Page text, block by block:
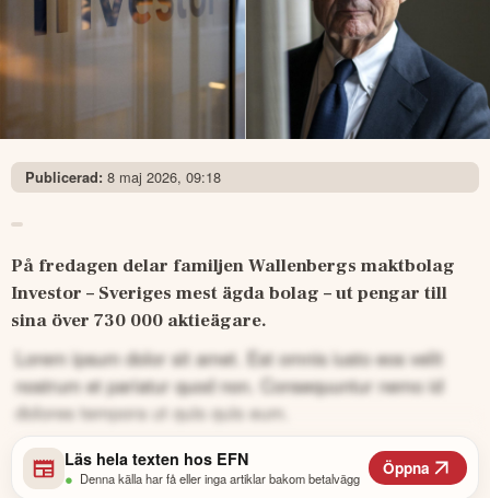
Publicerad: 8 maj 2026, 09:18
På fredagen delar familjen Wallenbergs maktbolag
Investor – Sveriges mest ägda bolag – ut pengar till
sina över 730 000 aktieägare.
Lorem ipsum dolor sit amet. Est omnis iusto eos velit
nostrum et pariatur quod non. Consequuntur nemo id
dolores tempora ut quis quis eum.
Läs hela texten hos EFN
• Denna källa har få eller inga artiklar bakom betalvägg
Öppna